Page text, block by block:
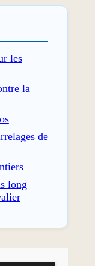
les
la
de
long